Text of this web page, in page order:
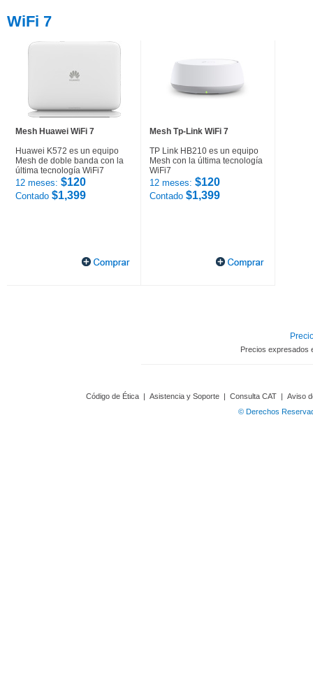
WiFi 7
Mesh Huawei WiFi 7
Huawei K572 es un equipo
Mesh de doble banda con la
última tecnología WiFi7
12 meses: $120
Contado $1,399
Mesh Tp-Link WiFi 7
TP Link HB210 es un equipo
Mesh con la última tecnología
WiFi7
12 meses: $120
Contado $1,399
Precios expresados
Código de Ética | Asistencia y Soporte | Consulta CAT | Aviso
© Derechos